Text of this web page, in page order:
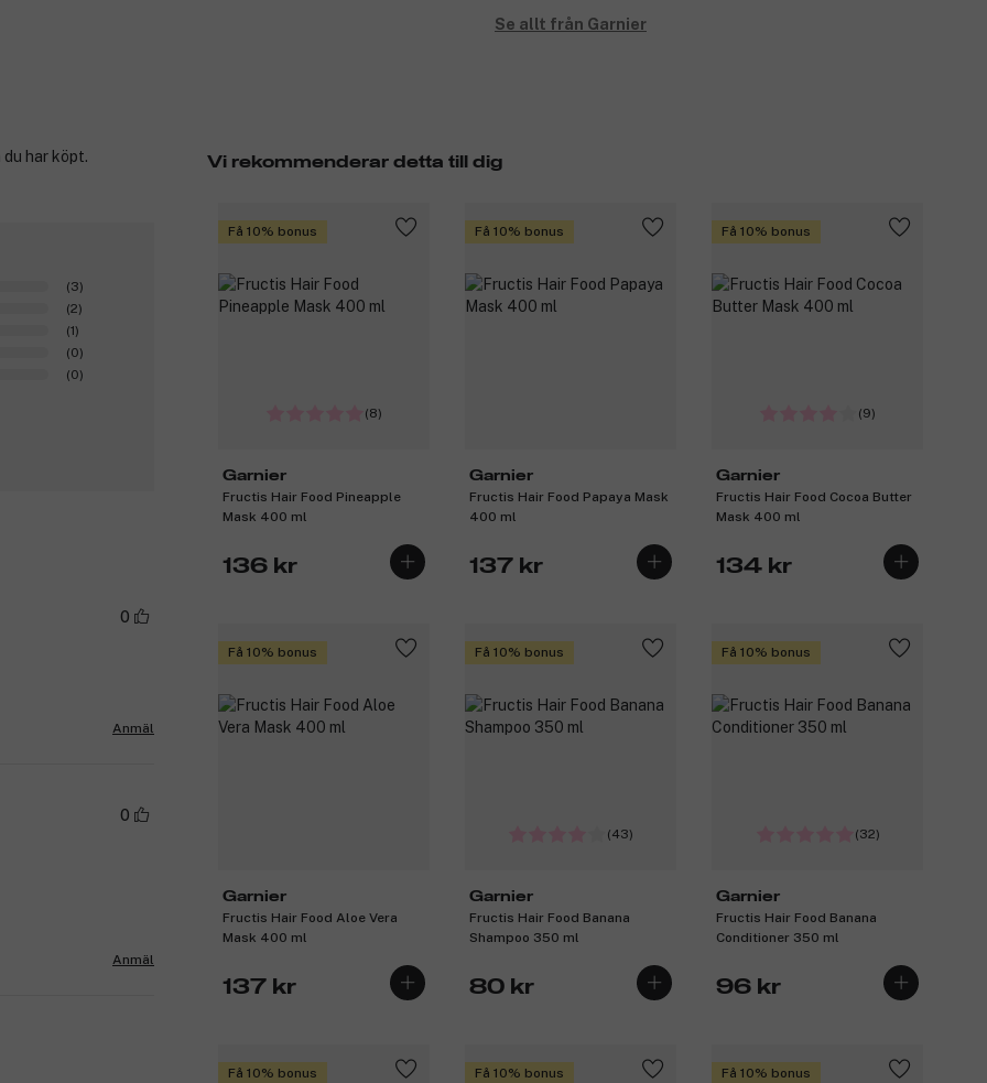
Se allt från Garnier
Vi rekommenderar detta till dig
Få 10% bonus
(8)
Garnier
Fructis Hair Food Pineapple
Mask 400 ml
136 kr
Få 10% bonus
Garnier
Fructis Hair Food Papaya Mask
400 ml
137 kr
Få 10% bonus
(9)
Garnier
Fructis Hair Food Cocoa Butter
Mask 400 ml
134 kr
Få 10% bonus
Garnier
Fructis Hair Food Aloe Vera
Mask 400 ml
137 kr
Få 10% bonus
(43)
Garnier
Fructis Hair Food Banana
Shampoo 350 ml
80 kr
Få 10% bonus
(32)
Garnier
Fructis Hair Food Banana
Conditioner 350 ml
96 kr
Få 10% bonus Få 10% bonus Få 10% bonus
har köpt.
(3)
(2)
(1)
(0)
(0)
0
Anmäl
0
Anmäl